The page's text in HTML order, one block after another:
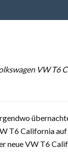
VW T6
T6 California
neue VW T6